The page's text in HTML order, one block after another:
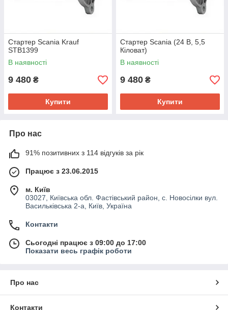
Стартер Scania Krauf
STB1399
В наявності
9 480 ₴
Купити
Стартер Scania (24 В, 5,5
Кіловат)
В наявності
9 480 ₴
Купити
Про нас
91% позитивних з 114 відгуків за рік
Працює з 23.06.2015
м. Київ
03027, Київська обл. Фастівський район, с. Новосілки вул.
Васильківська 2-а, Київ, Україна
Контакти
Сьогодні працює з 09:00 до 17:00
Показати весь графік роботи
Про нас
Контакти